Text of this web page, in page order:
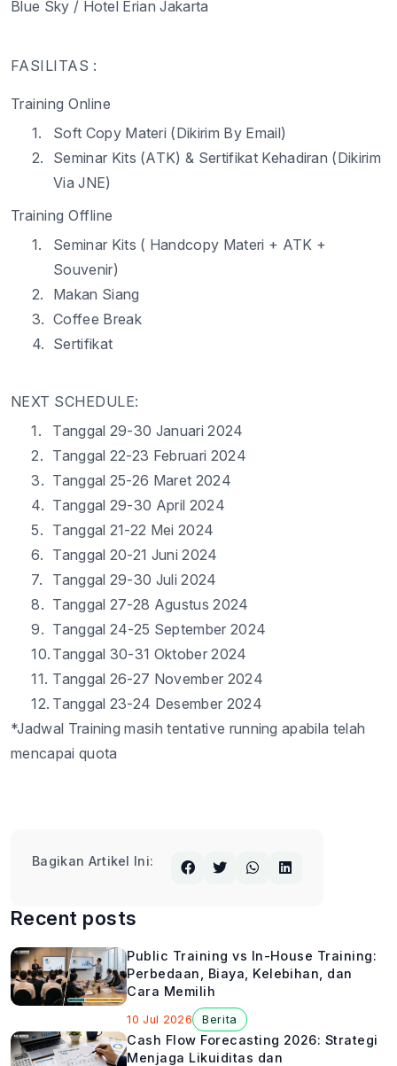
Blue Sky / Hotel Erian Jakarta
FASILITAS :
Training Online
1.
Soft Copy Materi (Dikirim By Email)
2.
Seminar Kits (ATK) & Sertifikat Kehadiran (Dikirim
Via JNE)
Training Offline
1.
Seminar Kits ( Handcopy Materi + ATK +
Souvenir)
2.
Makan Siang
3. Coffee Break
4. Sertifikat
NEXT SCHEDULE:
1.
Tanggal 29-30 Januari 2024
2. Tanggal 22-23 Februari 2024
3. Tanggal 25-26 Maret 2024
4. Tanggal 29-30 April 2024
5. Tanggal 21-22 Mei 2024
6. Tanggal 20-21 Juni 2024
7.
Tanggal 29-30 Juli 2024
8. Tanggal 27-28 Agustus 2024
9. Tanggal 24-25 September 2024
10. Tanggal 30-31 Oktober 2024
11. Tanggal 26-27 November 2024
12. Tanggal 23-24 Desember 2024
*Jadwal Training masih tentative running apabila telah
mencapai quota
Bagikan Artikel Ini:
Recent posts
Public Training vs In-House Training:
Perbedaan, Biaya, Kelebihan, dan
Cara Memilih
10 Jul 2026 Berita
Cash Flow Forecasting 2026: Strategi
Menjaga Likuiditas dan